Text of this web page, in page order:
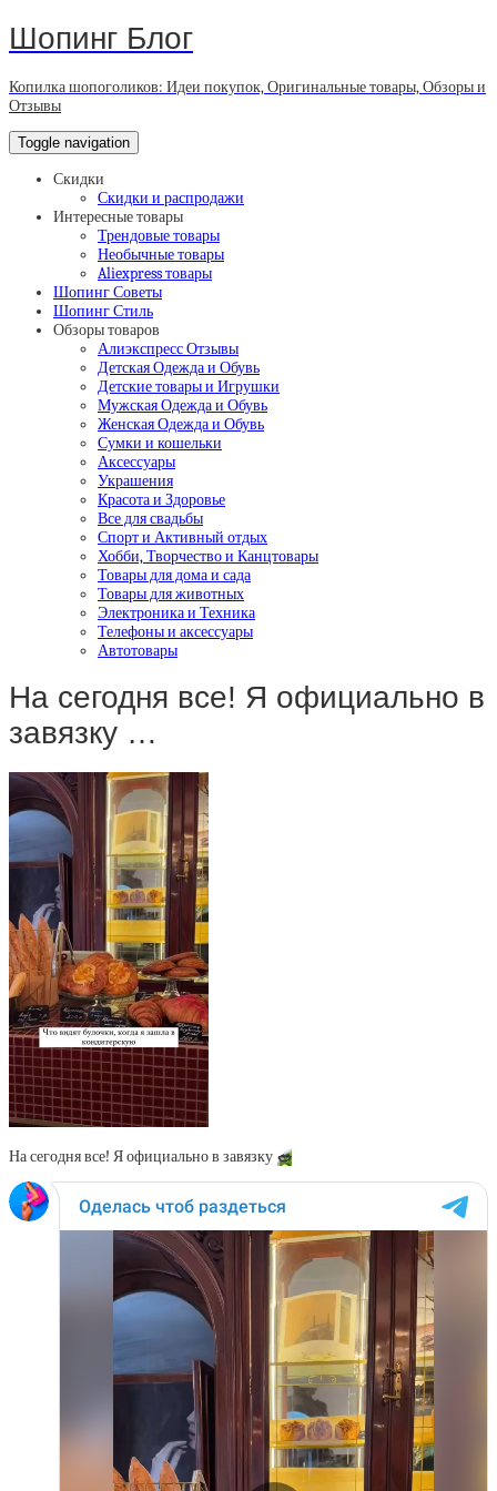
Шопинг Блог
Копилка шопоголиков: Идеи покупок, Оригинальные товары, Обзоры и
Отзывы
Toggle navigation
Скидки
Скидки и распродажи
Интересные товары
Трендовые товары
Необычные товары
Aliexpress товары
Шопинг Советы
Шопинг Стиль
Обзоры товаров
Алиэкспресс Отзывы
Детская Одежда и Обувь
Детские товары и Игрушки
Мужская Одежда и Обувь
Женская Одежда и Обувь
Сумки и кошельки
Аксессуары
Украшения
Красота и Здоровье
Все для свадьбы
Спорт и Активный отдых
Хобби, Творчество и Канцтовары
Товары для дома и сада
Товары для животных
Электроника и Техника
Телефоны и аксессуары
Автотовары
На сегодня все! Я официально в
завязку …
На сегодня все! Я официально в завязку 🥗